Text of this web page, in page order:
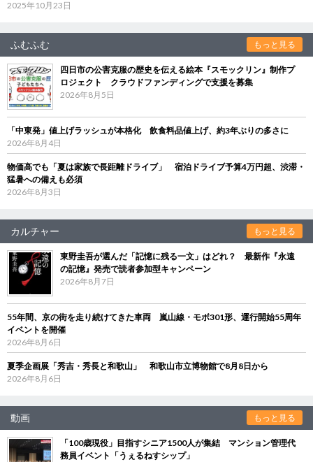
2025年10月23日
ふむふむ もっと見る
四日市の公害克服の歴史を伝える絵本『スモックリン』制作プ
ロジェクト クラウドファンディングで支援を募集
2026年8月5日
「中東発」値上げラッシュが本格化 飲食料品値上げ、約3年ぶりの多さに
2026年8月4日
物価高でも「夏は家族で長距離ドライブ」 宿泊ドライブ予算4万円超、渋滞・
猛暑への備えも必須
2026年8月3日
カルチャー もっと見る
東野圭吾が選んだ「記憶に残る一文」はどれ？ 最新作『永遠
の記憶』発売で読者参加型キャンペーン
2026年8月7日
55年間、京の街を走り続けてきた車両 嵐山線・モボ301形、運行開始55周年
イベントを開催
2026年8月6日
夏季企画展「秀吉・秀長と和歌山」 和歌山市立博物館で8月8日から
2026年8月6日
動画 もっと見る
「100歳現役」目指すシニア1500人が集結 マンション管理代
務員イベント「うぇるねすシップ」